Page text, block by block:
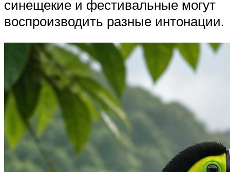
синещекие и фестивальные могут
воспроизводить разные интонации.